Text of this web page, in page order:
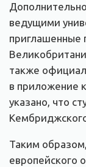
ведущими
приглашенные
также
в приложение
указано, что
Таким
европейского